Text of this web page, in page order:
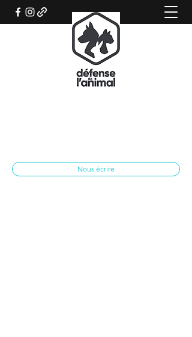
REFUGE CANIN DE SISTERON
Association qui œuvre pour le bien-être
Nous écrire